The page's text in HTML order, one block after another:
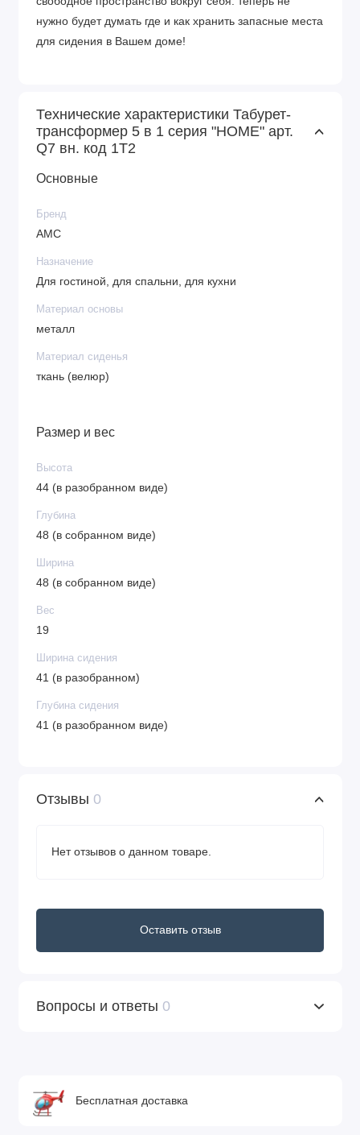
нужно будет думать где и как хранить запасные места
для сидения в Вашем доме!
Технические характеристики Табурет-
трансформер 5 в 1 серия "HOME" арт.
Q7 вн. код 1Т2
Основные
Бренд
АМС
Назначение
Для гостиной, для спальни, для кухни
Материал основы
металл
Материал сиденья
ткань (велюр)
Размер и вес
Высота
44 (в разобранном виде)
Глубина
48 (в собранном виде)
Ширина
48 (в собранном виде)
Вес
19
Ширина сидения
41 (в разобранном)
Глубина сидения
41 (в разобранном виде)
Отзывы 0
Нет отзывов о данном товаре.
Оставить отзыв
Вопросы и ответы 0
Бесплатная доставка